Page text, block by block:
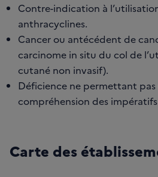
Contre-indication à
anthracyclines.
Cancer ou antécédent de
carcinome in situ du col de
cutané non invasif).
Déficience ne permettant
compréhension des
Carte des